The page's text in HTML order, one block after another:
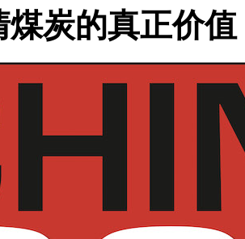
炭的真正价值